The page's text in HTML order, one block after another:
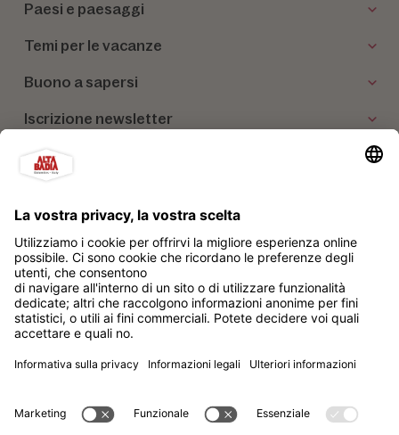
Paesi e paesaggi
Temi per le vacanze
Buono a sapersi
Iscrizione newsletter
I nostri partner
Alta Badia Brand Soc. Cons. a r.l.
Impressum